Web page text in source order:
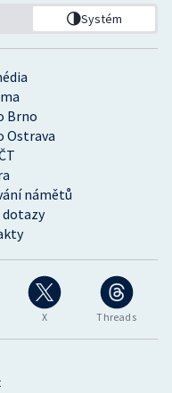
X Threads
Brno
Ostrava
námětů
dotazy
Systém